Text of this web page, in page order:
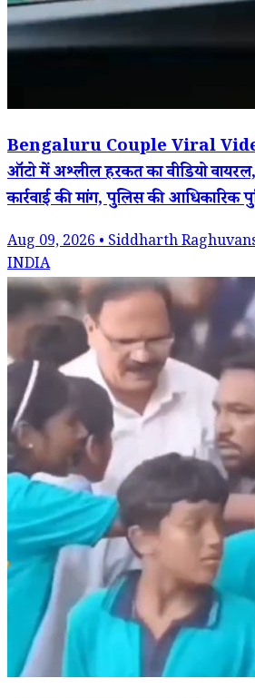
Bengaluru Couple Viral
ऑटो में अश्लील हरकत का वीडियो
कार्रवाई की मांग, पुलिस की आधिकारिक
Aug 09, 2026 • Siddharth
INDIA